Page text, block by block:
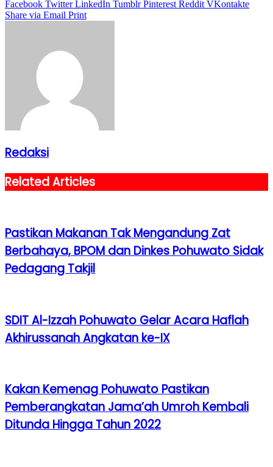
Facebook Twitter LinkedIn Tumblr Pinterest Reddit VKontakte
Share via Email Print
Redaksi
Related Articles
Pastikan Makanan Tak Mengandung Zat
Berbahaya, BPOM dan Dinkes Pohuwato Sidak
Pedagang Takjil
SDIT Al-Izzah Pohuwato Gelar Acara Haflah
Akhirussanah Angkatan ke-IX
Kakan Kemenag Pohuwato Pastikan
Pemberangkatan Jama’ah Umroh Kembali
Ditunda Hingga Tahun 2022